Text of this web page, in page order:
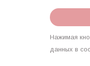
Нажимая
данных в